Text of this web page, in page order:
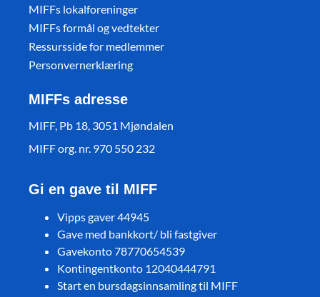
MIFFs lokalforeninger
MIFFs formål og vedtekter
Ressursside for medlemmer
Personvernerklæring
MIFFs adresse
MIFF, Pb 18, 3051 Mjøndalen
MIFF org. nr. 970 550 232
Gi en gave til MIFF
Vipps gaver 44945
Gave med bankkort/ bli fastgiver
Gavekonto 78770654539
Kontingentkonto 12040444791
Start en bursdagsinnsamling til MIFF